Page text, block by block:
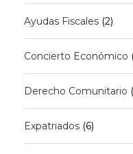
Ayudas Fiscales (2)
Concierto Económico
Derecho Comunitario
Expatriados (6)